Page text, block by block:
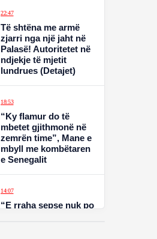
22:47
Të shtëna me armë
zjarri nga një jaht në
Palasë! Autoritetet në
ndjekje të mjetit
lundrues (Detajet)
18:53
“Ky flamur do të
mbetet gjithmonë në
zemrën time”, Mane e
mbyll me kombëtaren
e Senegalit
14:07
“E rraha sepse nuk po